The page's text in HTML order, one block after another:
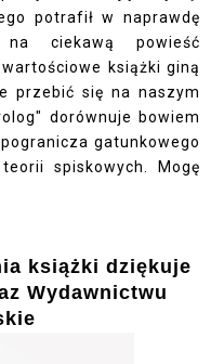
potrafił w naprawdę
ciekawą powieść
książki giną
przebić się na naszym
dorównuje bowiem
gatunkowego
spiskowych. Mogę
książki dziękuje
Wydawnictwu